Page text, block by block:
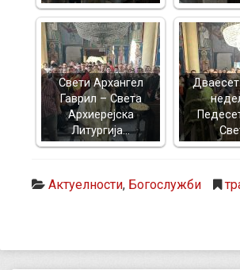
Свети Архангел
Гаврил – Света
Архиерејска
Литургија…
Актуелности, Богослужби